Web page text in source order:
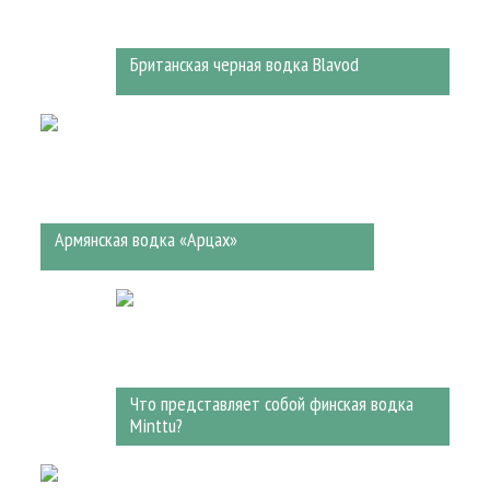
Британская черная водка Blavod
Армянская водка «Арцах»
Что представляет собой финская водка
Minttu?